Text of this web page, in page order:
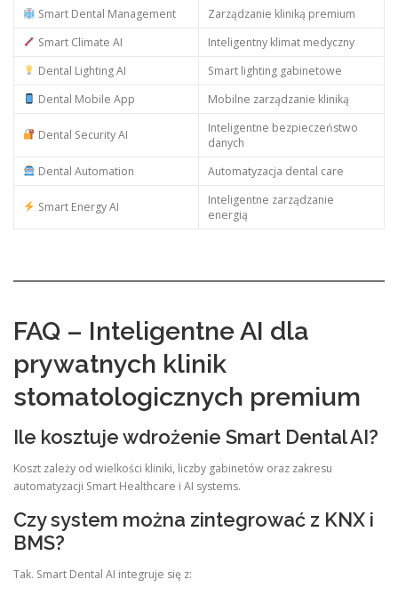
Smart Dental Management
Zarządzanie kliniką premium
Smart Climate AI
Inteligentny klimat medyczny
Dental Lighting AI
Smart lighting gabinetowe
Dental Mobile App
Mobilne zarządzanie kliniką
Dental Security AI
Inteligentne bezpieczeństwo
danych
Dental Automation
Automatyzacja dental care
Smart Energy AI
Inteligentne zarządzanie
energią
FAQ – Inteligentne AI dla
prywatnych klinik
stomatologicznych premium
Ile kosztuje wdrożenie Smart Dental AI?
Koszt zależy od wielkości kliniki, liczby gabinetów oraz zakresu
automatyzacji Smart Healthcare i AI systems.
Czy system można zintegrować z KNX i
BMS?
Tak. Smart Dental AI integruje się z: